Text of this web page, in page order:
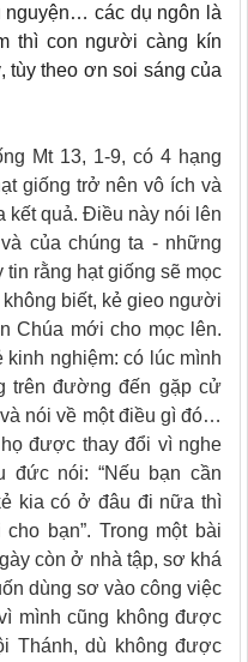
nguyện… các dụ ngôn là
thì con người càng kín
tùy theo ơn soi sáng của
Mt 13, 1-9, có 4 hạng
giống trở nên vô ích và
kết quả. Điều này nói lên
của chúng ta - những
rằng hạt giống sẽ mọc
biết, kẻ gieo người
Chúa mới cho mọc lên.
kinh nghiệm: có lúc mình
trên đường đến gặp cử
nói về một điều gì đó…
được thay đổi vì nghe
đức nói: “Nếu bạn cần
kia có ở đâu đi nữa thì
bạn”. Trong một bài
còn ở nhà tập, sơ khá
dùng sơ vào công việc
mình cũng không được
Thánh, dù không được